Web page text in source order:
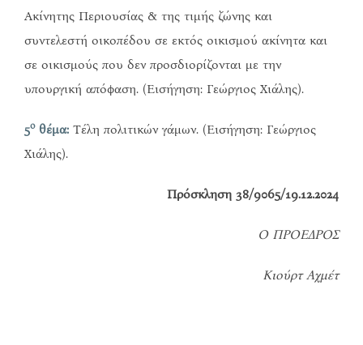
Ακίνητης Περιουσίας & της τιμής ζώνης και
συντελεστή οικοπέδου σε εκτός οικισμού ακίνητα και
σε οικισμούς που δεν προσδιορίζονται με την
υπουργική απόφαση. (Εισήγηση: Γεώργιος Χιάλης).
5οθέμα: Τέλη πολιτικών γάμων. (Εισήγηση: Γεώργιος
Χιάλης).
Πρόσκληση 38/9065/19.12.2024
Ο ΠΡΟΕΔΡΟΣ
Κιούρτ Αχμέτ